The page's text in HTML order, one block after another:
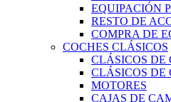
EQUIPACIÓN
RESTO DE
COMPRA DE
COCHES CLÁSICOS
CLÁSICOS DE
CLÁSICOS DE
MOTORES
CAJAS DE